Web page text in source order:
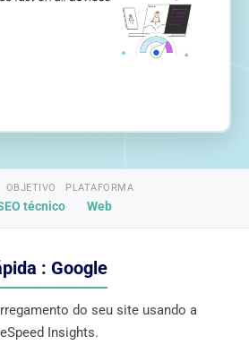
OBJETIVO
técnico
PLATAFORMA
Web
: Google
do seu site usando a
​​Insights.